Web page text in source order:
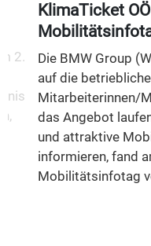
2.
KlimaTicket
Die BMW Group
auf die
Mitarbeiterinnen/
das Angebot
und attraktive
informieren, fand
Mobilitätsinfotag